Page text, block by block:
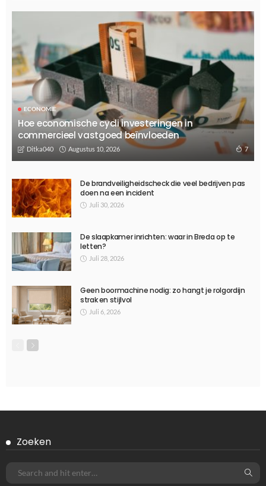
ECONOMIE
Hoe economische cycli investeringen in
commercieel vastgoed beïnvloeden
Ditka040 Augustus 10, 2026 7
De brandveiligheidscheck die veel bedrijven pas
doen na een incident
Juli 30, 2026
De slaapkamer inrichten: waar in Breda op te
letten?
Juli 28, 2026
Geen boormachine nodig: zo hangt je rolgordijn
strak en stijlvol
Juli 6, 2026
Zoeken